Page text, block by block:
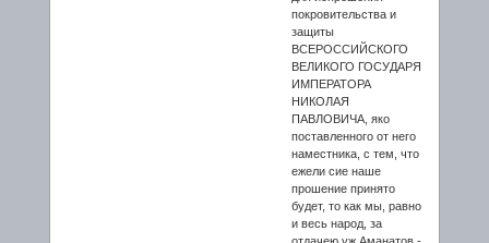
покровительства и
защиты
ВСЕРОССИЙСКОГО
ВЕЛИКОГО ГОСУДАРЯ
ИМПЕРАТОРА
НИКОЛАЯ
ПАВЛОВИЧА, яко
поставленного от него
наместника, с тем, что
ежели сие наше
прошение принято
будет, то как мы, равно
и весь народ, за